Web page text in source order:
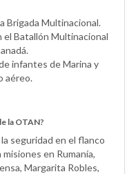
Brigada Multinacional.
el Batallón Multinacional
infantes de Marina y
aéreo.
la OTAN?
seguridad en el flanco
en Rumanía,
Margarita Robles,